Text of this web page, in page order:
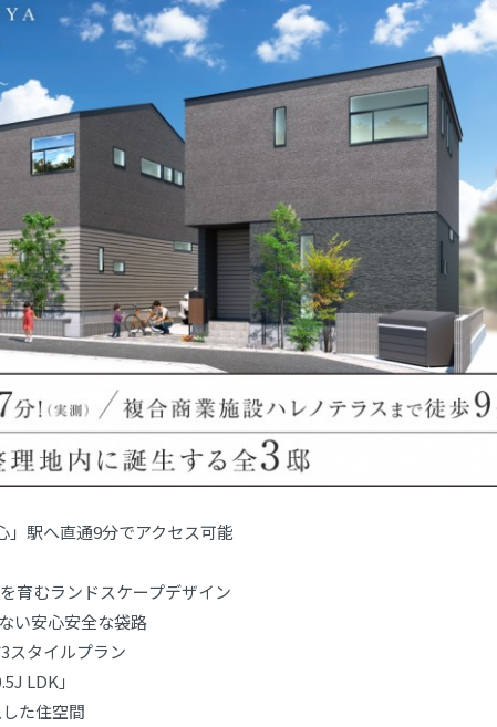
」駅へ直通9分でアクセス可能
育むランドスケープデザイン
い安心安全な袋路
スタイルプラン
LDK」
た住空間